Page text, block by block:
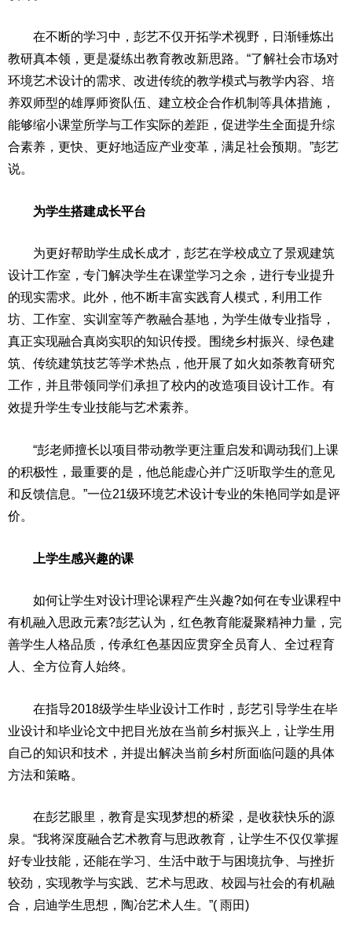
在不断的学习中，彭艺不仅开拓学术视野，日渐锤炼出
教研真本领，更是凝练出教育教改新思路。“了解社会市场对
环境艺术设计的需求、改进传统的教学模式与教学内容、培
养双师型的雄厚师资队伍、建立校企合作机制等具体措施，
能够缩小课堂所学与工作实际的差距，促进学生全面提升综
合素养，更快、更好地适应产业变革，满足社会预期。”彭艺
说。
为学生搭建成长平台
为更好帮助学生成长成才，彭艺在学校成立了景观建筑
设计工作室，专门解决学生在课堂学习之余，进行专业提升
的现实需求。此外，他不断丰富实践育人模式，利用工作
坊、工作室、实训室等产教融合基地，为学生做专业指导，
真正实现融合真岗实职的知识传授。围绕乡村振兴 、绿色建
筑、传统建筑技艺等学术热点，他开展了如火如荼教育研究
工作，并且带领同学们承担了校内的改造项目设计工作。有
效提升学生专业技能与艺术素养。
“彭老师擅长以项目带动教学更注重启发和调动我们上课
的积极性 ，最重要的是，他总能虚心并广泛听取学生的意见
和反馈信息。”一位21级环境艺术设计专业的朱艳同学如是评
价。
上学生感兴趣的课
如何让学生对设计理论课程产生兴趣?如何在专业课程中
有机融入思政元素?彭艺认为，红色教育能凝聚精神力量，完
善学生人格品质，传承红色基因应贯穿全员育人、全过程育
人、全方位育人始终。
在指导2018级学生毕业设计工作时，彭艺引导学生在毕
业设计和毕业论文中把目光放在当前乡村振兴 上，让学生用
自己的知识和技术，并提出解决当前乡村所面临问题的具体
方法和策略。
在彭艺眼里，教育是实现梦想的桥梁，是收获快乐的源
泉。“我将深度融合艺术教育与思政教育，让学生不仅仅掌握
好专业技能，还能在学习
、生活中敢于与困境抗争、与挫折
较劲，实现教学与实践、艺术与思政、校园与社会的有机融
合，启迪学生思想，陶冶艺术人生。”( 雨田)